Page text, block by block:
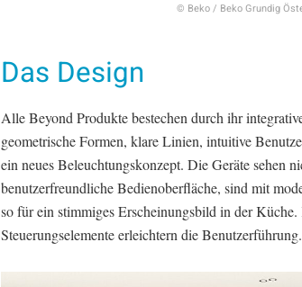
© Beko / Beko Grundig
Das Design
Alle Beyond Produkte bestechen durch ihr
geometrische Formen, klare Linien, intuitive
ein neues Beleuchtungskonzept. Die Geräte sehen
benutzerfreundliche Bedienoberfläche, sind mit
so für ein stimmiges Erscheinungsbild in der
Steuerungselemente erleichtern die Benutzerführung.